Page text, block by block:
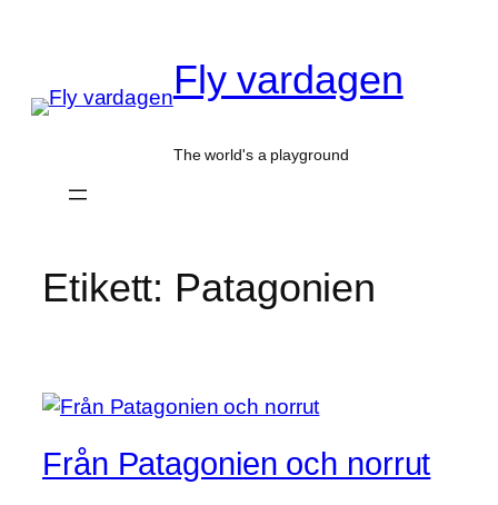
Fly vardagen
The world's a playground
Etikett: Patagonien
Från Patagonien och norrut